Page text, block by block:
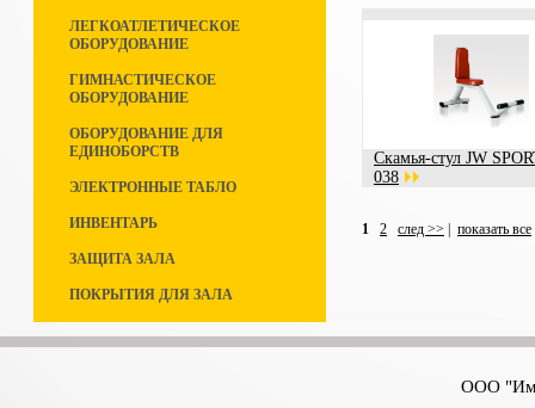
ЛЕГКОАТЛЕТИЧЕСКОЕ
ОБОРУДОВАНИЕ
ГИМНАСТИЧЕСКОЕ
ОБОРУДОВАНИЕ
ОБОРУДОВАНИЕ ДЛЯ
ЕДИНОБОРСТВ
ЭЛЕКТРОННЫЕ ТАБЛО
ИНВЕНТАРЬ
ЗАЩИТА ЗАЛА
ПОКРЫТИЯ ДЛЯ ЗАЛА
Скамья-стул JW
038
1 2 след >> показать все
ООО